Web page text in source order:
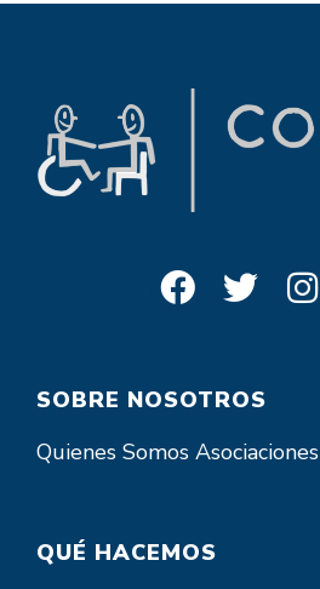
SOBRE NOSOTROS
Quienes Somos Asociaciones
QUÉ HACEMOS